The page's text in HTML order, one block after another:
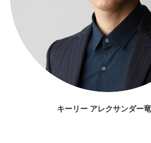
キーリー アレクサンダー